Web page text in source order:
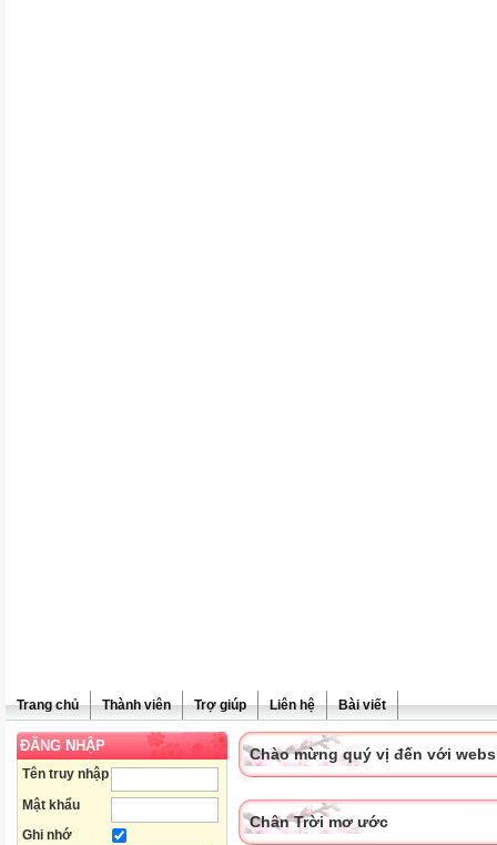
Trang chủ Thành viên Trợ giúp Liên hệ Bài viết
ĐĂNG NHẬP
Tên truy nhập
Mật khẩu
Ghi nhớ
Chào mừng quý vị đến với
Chân Trời mơ ước